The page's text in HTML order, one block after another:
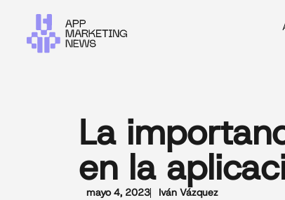
La
en la
mayo 4, 2023 Iván Vázquez